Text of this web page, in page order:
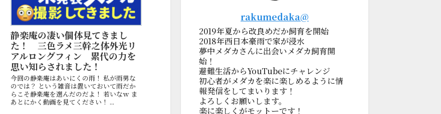
静楽庵の凄い個体見てきまし
た！ 三色ラメ三幹之体外光リ
アルロングフィン 累代の力を
思い知らされました！
今回の静楽庵はあいにくの雨！ 私が雨男な
のでは？ という雑音は置いておいて雨だか
らこそ静楽庵を選んだのだよ！ 若いなｗ ま
あとにかく動画を見てください！ ...
rakumedaka@
2019年夏から改良めだか飼育を開始
2018年西日本豪雨で家が浸水
夢中メダカさんに出会いメダカ飼育開
始！
避難生活からYouTubeにチャレンジ
初心者がメダカを楽に楽しめるように情
報発信をしてまいります！
よろしくお願いします。
楽に楽しくがモットーです！